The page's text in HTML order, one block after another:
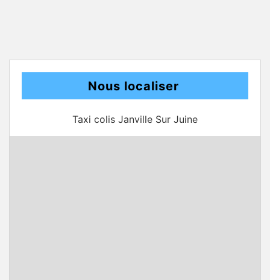
Nous localiser
Taxi colis Janville Sur Juine